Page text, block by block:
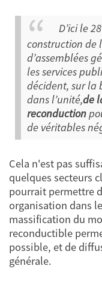
D’ici le
construction de
d’assemblées
les services
décident, sur la
dans l’unité,de
reconduction
de véritables
Cela n'est pas
quelques secteurs
pourrait permettre
organisation dans
massification du
reconductible
possible, et de
générale.